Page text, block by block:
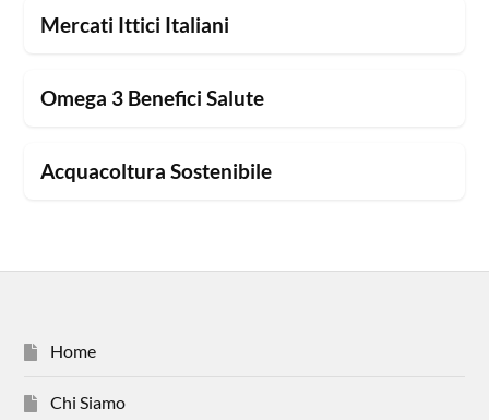
Mercati Ittici Italiani
Omega 3 Benefici Salute
Acquacoltura Sostenibile
Home
Chi Siamo